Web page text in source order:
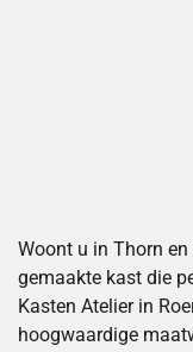
Woont u in Thorn
gemaakte kast die
Kasten Atelier in
hoogwaardige